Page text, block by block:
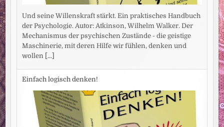
Und seine Willenskraft stärkt. Ein praktisches Handbuch
der Psychologie. Autor: Atkinson, Wilhelm Walker. Der
Mechanismus der psychischen Zustände - die geistige
Maschinerie, mit deren Hilfe wir fühlen, denken und
wollen
[...]
Einfach logisch denken!